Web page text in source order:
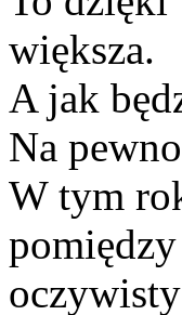
większa.
A jak
Na
W tym